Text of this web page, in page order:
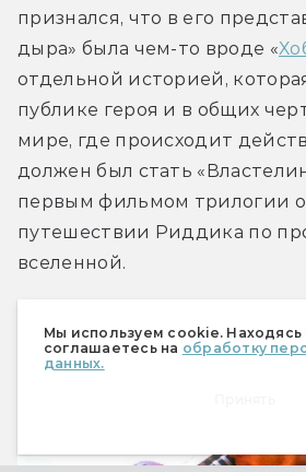
Мы используем cookie. Находясь
соглашаетесь на обработку
данных.
признался, что в его
дыра» была чем-то вроде «
отдельной историей,
публике героя и в общих
мире, где происходит
должен был стать
первым фильмом трилогии
путешествии Риддика по
вселенной.